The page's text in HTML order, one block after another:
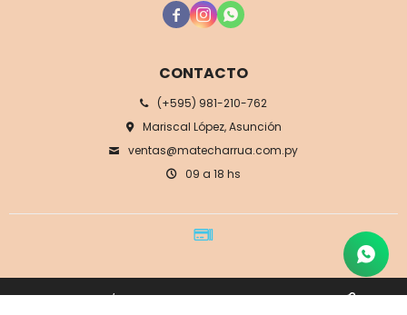
CONTACTO
(+595) 981-210-762
Mariscal López, Asunción
ventas@matecharrua.com.py
09 a 18 hs
  
© Copyright 2026 / Mate Charrúa